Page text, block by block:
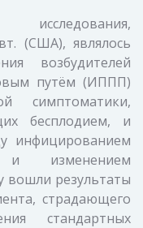
исследования,
(США), являлось
возбудителей
путём (ИППП)
симптоматики,
бесплодием, и
инфицированием
и изменением
вошли результаты
страдающего
стандартных